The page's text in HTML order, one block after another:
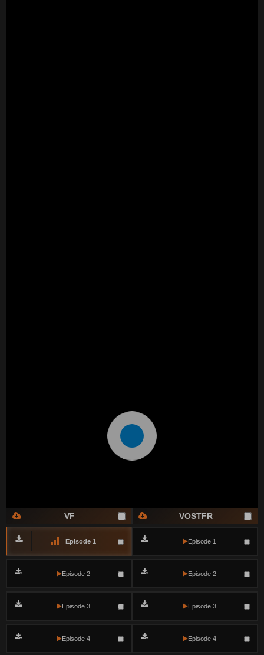
VF
Episode 1
Episode 2
Episode 3
Episode 4
VOSTFR
Episode 1
Episode 2
Episode 3
Episode 4